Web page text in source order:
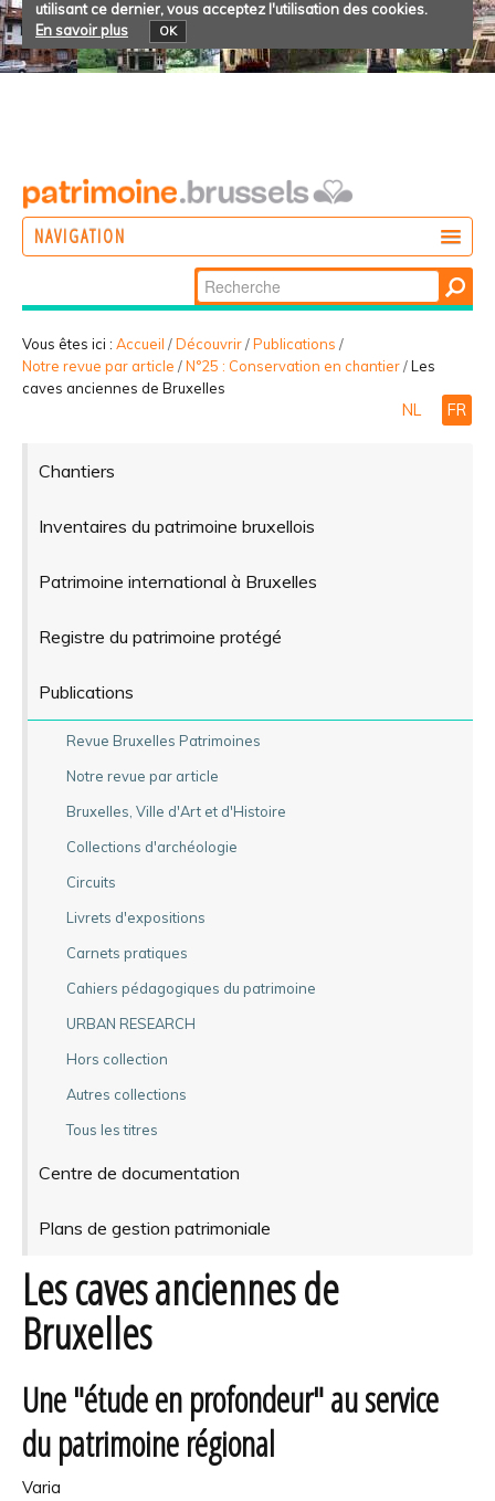
utilisant ce dernier, vous acceptez l'utilisation des cookies.
En savoir plus
OK
NAVIGATION
PARTICIPER
Chercher par
Recherche
avancée…
Vous êtes ici : Accueil /Découvrir/Publications /
Notre revue par article /N°25 : Conservation en chantier/Les
caves anciennes de Bruxelles
NL FR
Chantiers
Inventaires du patrimoine bruxellois
Patrimoine international à Bruxelles
Registre du patrimoine protégé
Publications
Revue Bruxelles Patrimoines
Notre revue par article
Bruxelles, Ville d'Art et d'Histoire
Collections d'archéologie
Circuits
Livrets d'expositions
Carnets pratiques
Cahiers pédagogiques du patrimoine
URBAN RESEARCH
Hors collection
Autres collections
Tous les titres
Centre de documentation
Plans de gestion patrimoniale
Les caves anciennes de
Bruxelles
Une "étude en profondeur" au service
du patrimoine régional
Varia